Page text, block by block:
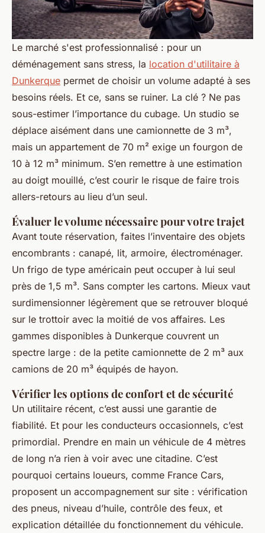
Le marché s'est professionnalisé : pour un
déménagement sans stress, la location d'utilitaire à
Dunkerque permet de choisir un volume adapté à ses
besoins réels. Et ce, sans se ruiner. La clé ? Ne pas
sous-estimer l’importance du cubage. Un studio se
déplace aisément dans une camionnette de 3 m³,
mais un appartement de 70 m² exige un fourgon de
10 à 12 m³ minimum. S’en remettre à une estimation
au doigt mouillé, c’est courir le risque de faire trois
allers-retours au lieu d’un seul.
Évaluer le volume nécessaire pour votre trajet
Avant toute réservation, faites l’inventaire des objets
encombrants : canapé, lit, armoire, électroménager.
Un frigo de type américain peut occuper à lui seul
près de 1,5 m³. Sans compter les cartons. Mieux vaut
surdimensionner légèrement que se retrouver bloqué
sur le trottoir avec la moitié de vos affaires. Les
gammes disponibles à Dunkerque couvrent un
spectre large : de la petite camionnette de 2 m³ aux
camions de 20 m³ équipés de hayon.
Vérifier les options de confort et de sécurité
Un utilitaire récent, c’est aussi une garantie de
fiabilité. Et pour les conducteurs occasionnels, c’est
primordial. Prendre en main un véhicule de 4 mètres
de long n’a rien à voir avec une citadine. C’est
pourquoi certains loueurs, comme France Cars,
proposent un accompagnement sur site : vérification
des pneus, niveau d’huile, contrôle des feux, et
explication détaillée du fonctionnement du véhicule.